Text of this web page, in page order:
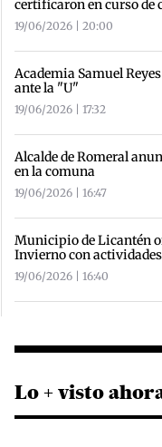
certificaron en curso de
19/06/2026 | 20:00
Academia Samuel
ante la "U"
19/06/2026 | 17:32
Alcalde de Romeral
en la comuna
19/06/2026 | 16:47
Municipio de Licantén
Invierno con
19/06/2026 | 16:40
Lo + visto